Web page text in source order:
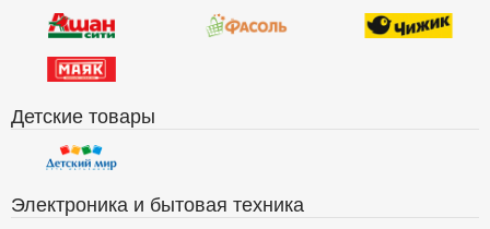
Детские товары
Электроника и бытовая техника